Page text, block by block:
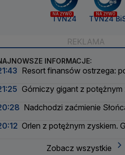
NA ŻYWO
TVN24
NA ŻYWO
TVN24
INFORMACJE:
Resort finansów ostrzega:
Górniczy gigant z potężnym
Nadchodzi zaćmienie
Orlen z potężnym zyskiem.
Zobacz wszystkie